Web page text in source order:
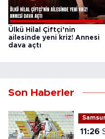
Ülkü Hilal Çiftçi’nin
ailesinde yeni kriz! Annesi
dava açtı
Son Haberler
11:26Samsunspor'da hazırlık